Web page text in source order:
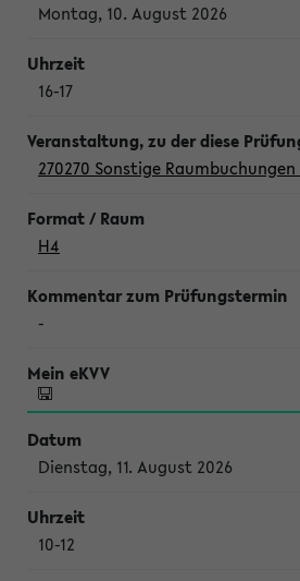
Montag, 10. August 2026
16-17
270270 Sonstige
H4
-
Dienstag, 11. August 2026
10-12